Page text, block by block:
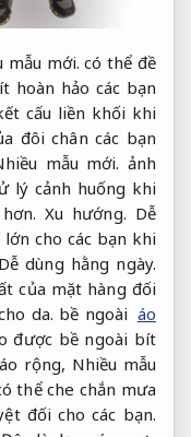
mẫu mới. có thể đề
hoàn hảo các bạn
cấu liền khối khi
đôi chân các bạn
mẫu mới. ảnh
lý cảnh huống khi
Xu hướng. Dễ
cho các bạn khi
Dễ dùng hằng ngày.
của mặt hàng đối
da. bề ngoài áo
được bề ngoài bít
rộng, Nhiều mẫu
thể che chắn mưa
đối cho các bạn.